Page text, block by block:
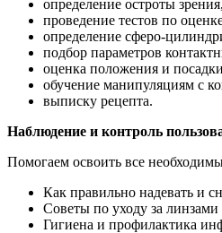
определение остроты зрения,
проведение тестов по
определение сферо-
подбор параметров
оценка положения и
обучение манипуляциям с
выписку рецепта.
Наблюдение и контроль
Помогаем освоить все
Как правильно надевать и
Советы по уходу за
Гигиена и профилактика